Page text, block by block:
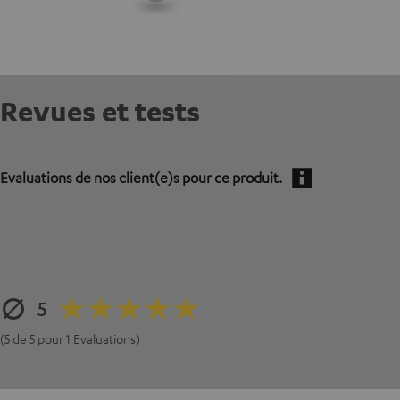
Revues et tests
Evaluations de nos client(e)s pour ce produit.
5
(5 de 5 pour 1 Evaluations)